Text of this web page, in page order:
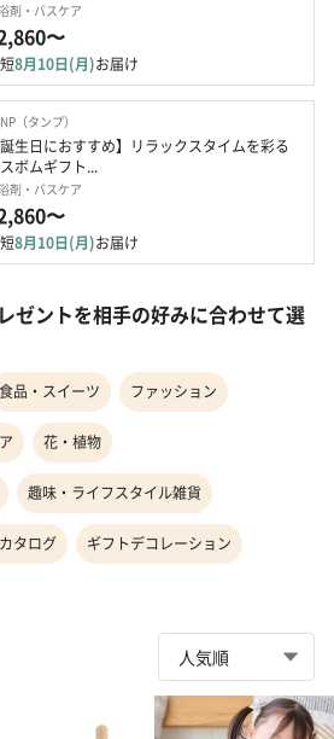
剤・バスケア
〜
8月10日(月)お届け
（タンプ）
誕生日におすすめ】リラックスタイムを彩る
ボムギフト...
剤・バスケア
〜
8月10日(月)お届け
ゼントを相手の好みに合わせて選
食品・スイーツ ファッション
花・植物
趣味・ライフスタイル雑貨
タログ ギフトデコレーション